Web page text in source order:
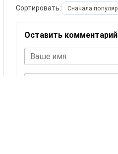
Сортировать:
Оставить комментарий
Ваше имя